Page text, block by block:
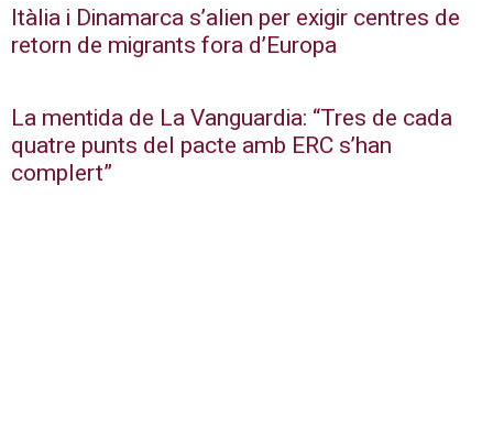
Itàlia i Dinamarca s’alien per exigir centres de
retorn de migrants fora d’Europa
La mentida de La Vanguardia: “Tres de cada
quatre punts del pacte amb ERC s’han
complert”